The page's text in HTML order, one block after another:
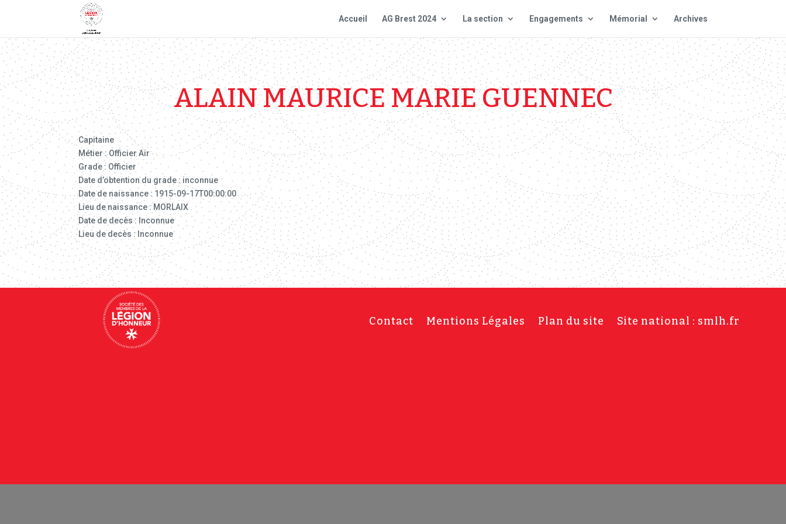
Accueil AG Brest 2024 La section Engagements Mémorial Archives
ALAIN MAURICE MARIE GUENNEC
Capitaine
Métier : Officier Air
Grade : Officier
Date d’obtention du grade : inconnue
Date de naissance : 1915-09-17T00:00:00
Lieu de naissance : MORLAIX
Date de decès : Inconnue
Lieu de decès : Inconnue
Contact Mentions Légales Plan du site Site national : smlh.fr